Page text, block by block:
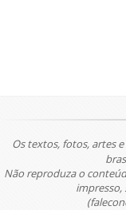
Os textos, fotos, artes
Não reproduza o
impresso,